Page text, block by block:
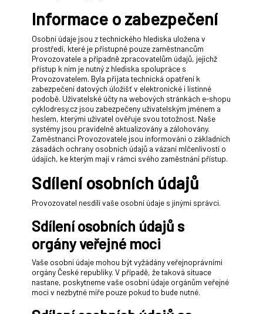
Informace o zabezpečení
Osobní údaje jsou z technického hlediska uložena v
prostředí, které je přístupné pouze zaměstnancům
Provozovatele a případně zpracovatelům údajů, jejichž
přístup k nim je nutný z hlediska spolupráce s
Provozovatelem. Byla přijata technická opatření k
zabezpečení datových úložišť v elektronické i listinné
podobě. Uživatelské účty na webových stránkách e-shopu
cyklodresy.cz jsou zabezpečeny uživatelským jménem a
heslem, kterými uživatel ověřuje svou totožnost. Naše
systémy jsou pravidelně aktualizovány a zálohovány.
Zaměstnanci Provozovatele jsou informováni o základních
zásadách ochrany osobních údajů a vázaní mlčenlivostí o
údajích, ke kterým mají v rámci svého zaměstnání přístup.
Sdílení osobních údajů
Provozovatel nesdílí vaše osobní údaje s jinými správci.
Sdílení osobních údajů s
orgány veřejné moci
Vaše osobní údaje mohou být vyžádány veřejnoprávními
orgány České republiky. V případě, že taková situace
nastane, poskytneme vaše osobní údaje orgánům veřejné
moci v nezbytné míře pouze pokud to bude nutné.